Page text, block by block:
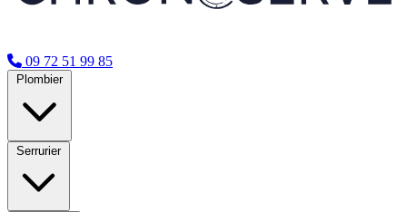
09 72 51 99 85
Plombier
Serrurier